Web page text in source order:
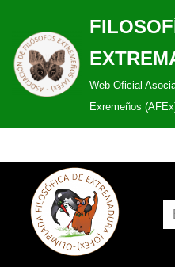
Saltar
al
contenido
Web Oficial
Exremeños